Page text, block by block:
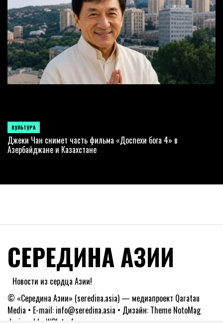
POSTED
IN
КУЛЬТУРА
Джеки Чан снимет часть фильма «Доспехи бога 4» в
Азербайджане и Казахстане
СЕРЕДИНА АЗИИ
Новости из сердца Азии!
© «Середина Азии» (seredina.asia) — медиапроект Qaratau
Media • E-mail: info@seredina.asia • Дизайн: Theme NotoMag